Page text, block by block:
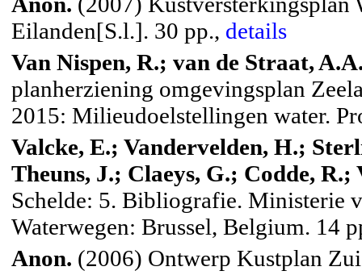
Eilanden[S.l.]. 30 pp., details
Van Nispen, R.; van de Straat,
planherziening omgevingsplan
2015: Milieudoelstellingen water.
Valcke, E.; Vandervelden, H.;
Theuns, J.; Claeys, G.; Codde, R.;
Schelde: 5. Bibliografie. Ministerie
Waterwegen: Brussel, Belgium. 14
Anon. (2006) Ontwerp Kustplan